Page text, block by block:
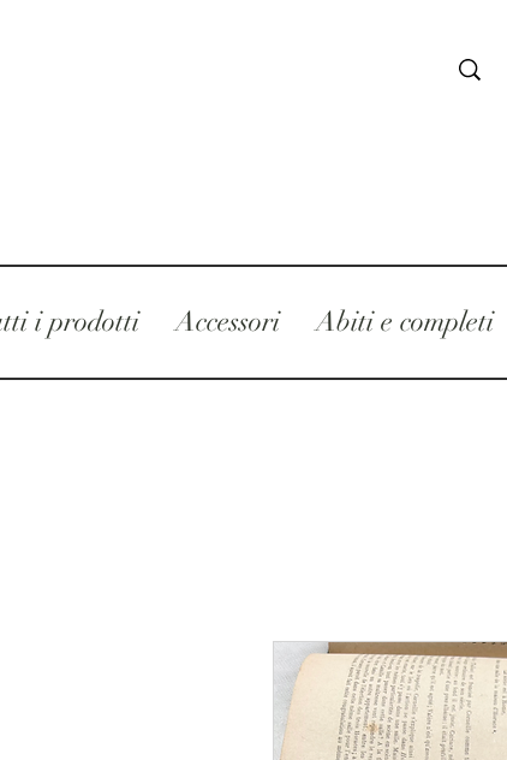
i prodotti Accessori Abiti e completi